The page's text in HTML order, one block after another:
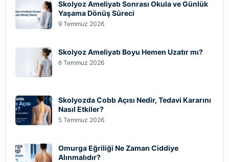
Skolyoz Ameliyatı Sonrası Okula ve Günlük
Yaşama Dönüş Süreci
9 Temmuz 2026
Skolyoz Ameliyatı Boyu Hemen Uzatır mı?
6 Temmuz 2026
Skolyozda Cobb Açısı Nedir, Tedavi Kararını
Nasıl Etkiler?
5 Temmuz 2026
Omurga Eğriliği Ne Zaman Ciddiye
Alınmalıdır?